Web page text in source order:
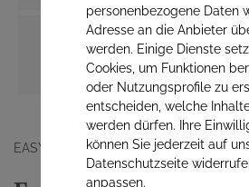
EASYPHARM OTC GMBH
personenbezogene Daten
Adresse an die Anbieter
werden. Einige Dienste
Cookies, um Funktionen
oder Nutzungsprofile zu
entscheiden, welche
werden dürfen. Ihre
können Sie jederzeit auf
Datenschutzseite
anpassen.